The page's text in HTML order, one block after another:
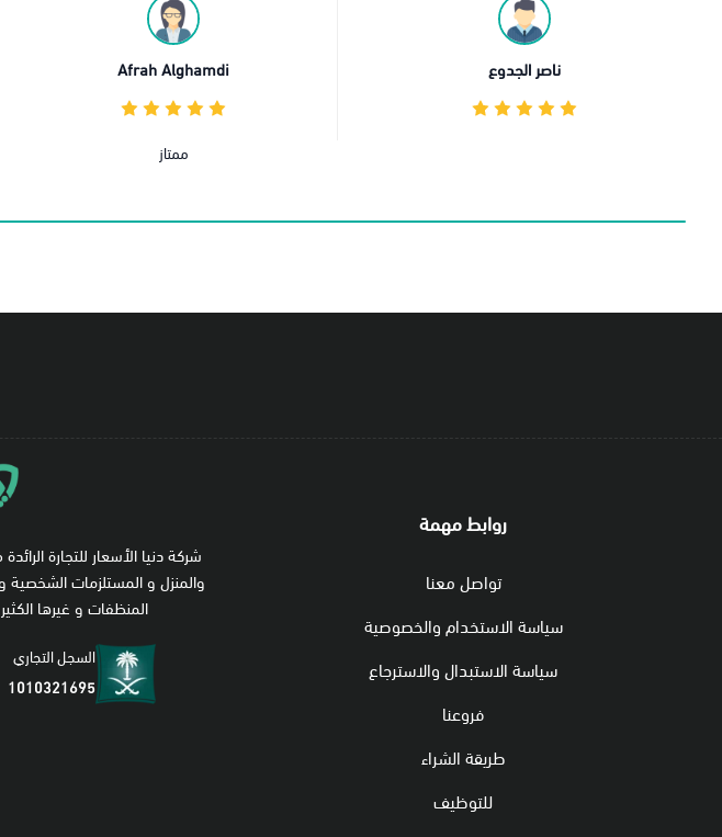
Afrah Alghamdi نعيمة
روابط مهمة
تواصل معنا
سياسة الاستخدام والخصوصية
سياسة الاستبدال والاسترجاع
فروعنا
طريقة الشراء
للتوظيف
شركة دنيا الأسعار للتجارة
والمنزل و المستلزمات الشخصية
المنظفات و غيرها
السجل التجاري
1010321695